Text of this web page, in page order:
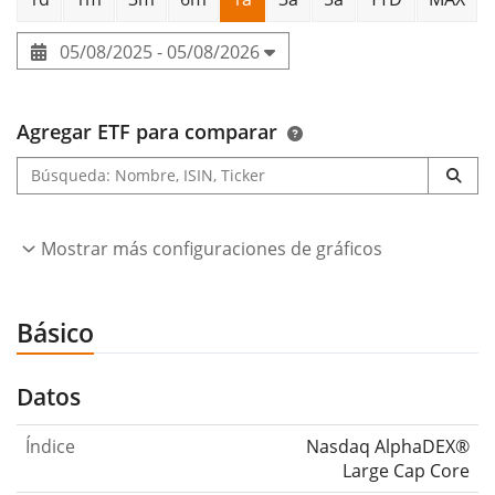
05/08/2025 - 05/08/2026
Agregar ETF para comparar
Mostrar más configuraciones de gráficos
Básico
Datos
Índice
Nasdaq AlphaDEX®
Large Cap Core